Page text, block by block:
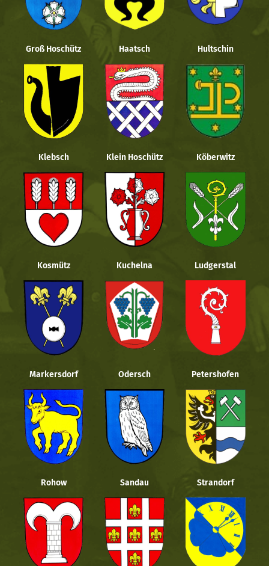
Groß Hoschütz Haatsch Hultschin
Klebsch Klein Hoschütz Köberwitz
Kosmütz Kuchelna Ludgerstal
Markersdorf Odersch Petershofen
Rohow Sandau Strandorf